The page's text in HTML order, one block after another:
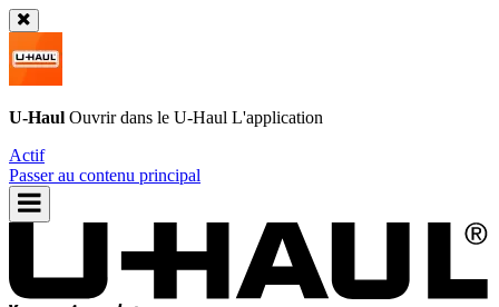
U-Haul Ouvrir dans le U-Haul L'application
Actif
Passer au contenu principal